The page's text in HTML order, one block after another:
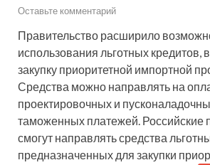
Оставьте комментарий
Правительство расширило
использования льготных
закупку приоритетной импортной
Средства можно направлять на
проектировочных и
таможенных платежей. Российские
смогут направлять средства
предназначенных для закупки